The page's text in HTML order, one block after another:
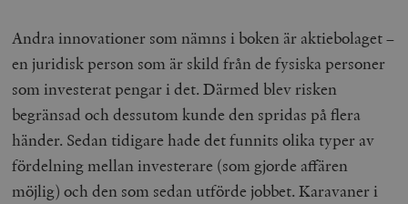
Andra innovationer som nämns i boken är aktiebolaget –
en juridisk person som är skild från de fysiska personer
som investerat pengar i det. Därmed blev risken
begränsad och dessutom kunde den spridas på flera
händer. Sedan tidigare hade det funnits olika typer av
fördelning mellan investerare (som gjorde affären
möjlig) och den som sedan utförde jobbet. Karavaner i